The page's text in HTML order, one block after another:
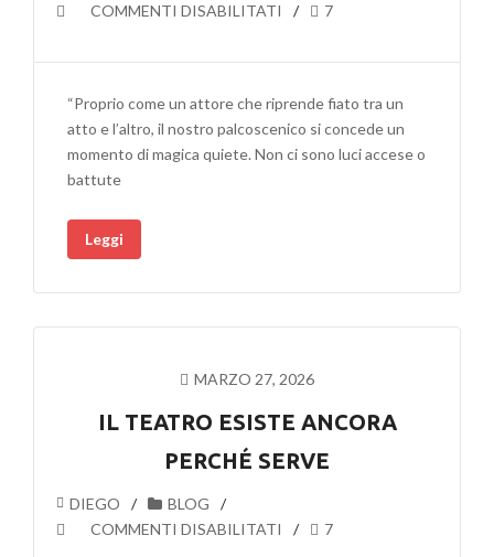
COMMENTI DISABILITATI
SU
IN
IL
SIPARIO
SI
RIPOSA.
7
“Proprio come un attore che riprende fiato tra un
atto e l’altro, il nostro palcoscenico si concede un
momento di magica quiete. Non ci sono luci accese o
battute
Leggi
MARZO 27, 2026
IL TEATRO ESISTE ANCORA
PERCHÉ SERVE
DIEGO
BLOG
COMMENTI DISABILITATI
SU
7